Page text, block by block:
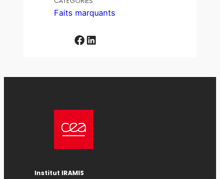
Faits marquants
Facebook LinkedIn
Institut IRAMIS